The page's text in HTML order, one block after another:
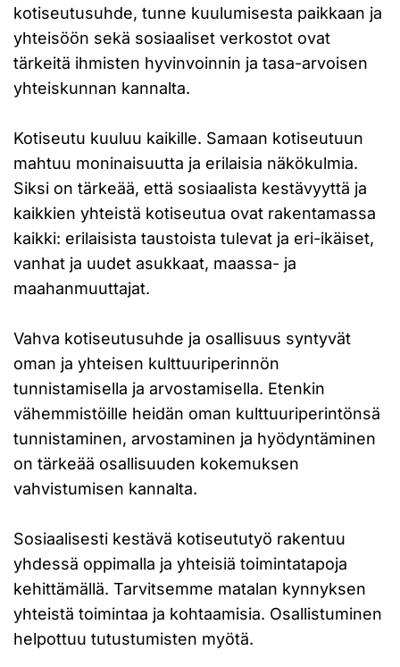
kotiseutusuhde, tunne kuulumisesta paikkaan ja
yhteisöön sekä sosiaaliset verkostot ovat
tärkeitä ihmisten hyvinvoinnin ja tasa-arvoisen
yhteiskunnan kannalta.
Kotiseutu kuuluu kaikille. Samaan kotiseutuun
mahtuu moninaisuutta ja erilaisia näkökulmia.
Siksi on tärkeää, että sosiaalista kestävyyttä ja
kaikkien yhteistä kotiseutua ovat rakentamassa
kaikki: erilaisista taustoista tulevat ja eri-ikäiset,
vanhat ja uudet asukkaat, maassa- ja
maahanmuuttajat.
Vahva kotiseutusuhde ja osallisuus syntyvät
oman ja yhteisen kulttuuriperinnön
tunnistamisella ja arvostamisella. Etenkin
vähemmistöille heidän oman kulttuuriperintönsä
tunnistaminen, arvostaminen ja hyödyntäminen
on tärkeää osallisuuden kokemuksen
vahvistumisen kannalta.
Sosiaalisesti kestävä kotiseututyö rakentuu
yhdessä oppimalla ja yhteisiä toimintatapoja
kehittämällä. Tarvitsemme matalan kynnyksen
yhteistä toimintaa ja kohtaamisia. Osallistuminen
helpottuu tutustumisten myötä.